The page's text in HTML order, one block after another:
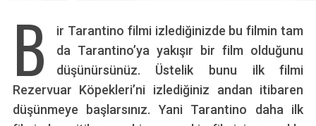
B
ir Tarantino filmi izlediğinizde bu filmin tam
da Tarantino’ya yakışır bir film olduğunu
düşünürsünüz. Üstelik bunu ilk filmi
Rezervuar Köpekleri’ni izlediğiniz andan itibaren
düşünmeye başlarsınız. Yani Tarantino daha ilk